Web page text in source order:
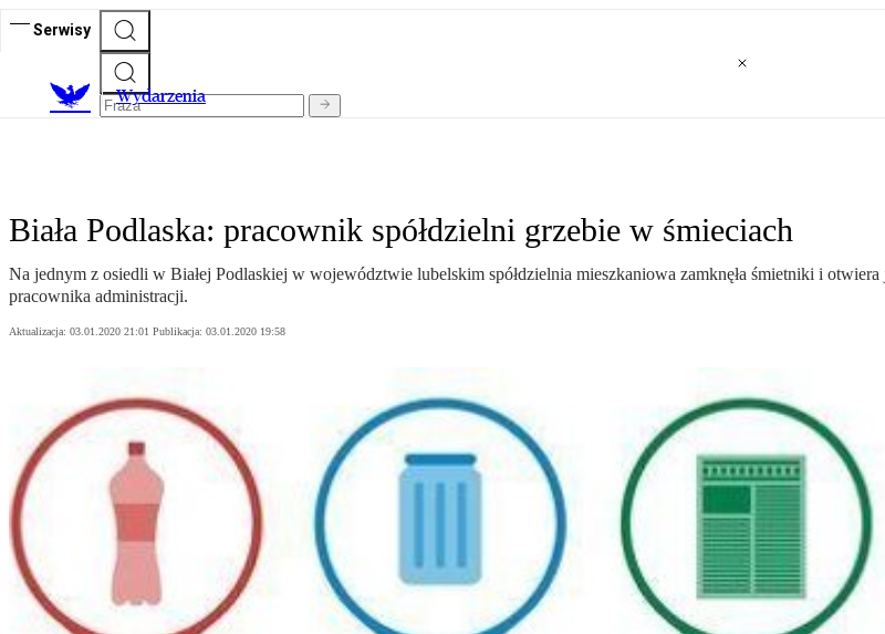
Serwisy
Wydarzenia
Biała Podlaska: pracownik spółdzielni grzebie w śmieciach
Na jednym z osiedli w Białej Podlaskiej w województwie lubelskim spółdzielnia mieszkaniowa zamknęła śmietniki i
pracownika administracji.
Aktualizacja: 03.01.2020 21:01 Publikacja: 03.01.2020 19:58